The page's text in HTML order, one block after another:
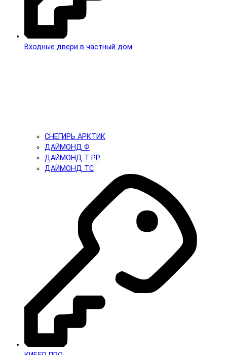
Входные двери в частный дом
СНЕГИРЬ АРКТИК
ДАЙМОНД Ф
ДАЙМОНД Т PP
ДАЙМОНД ТС